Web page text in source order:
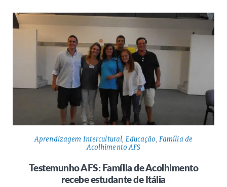
Aprendizagem Intercultural, Educação, Família de
Acolhimento AFS
Testemunho AFS: Família de Acolhimento
recebe estudante de Itália